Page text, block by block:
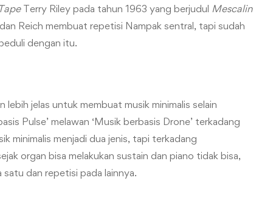
Tape Terry Riley pada tahun 1963 yang berjudul Mescalin
Reich membuat repetisi Nampak sentral, tapi sudah
dengan itu.
jelas untuk membuat musik minimalis selain
Pulse’ melawan ‘Musik berbasis Drone’ terkadang
minimalis menjadi dua jenis, tapi terkadang
organ bisa melakukan sustain dan piano tidak bisa,
dan repetisi pada lainnya.